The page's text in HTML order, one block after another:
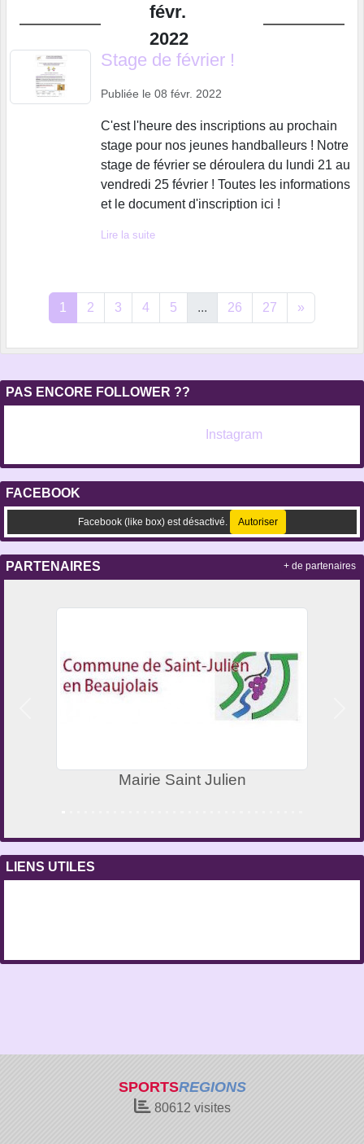
févr.
2022
Stage de février !
Publiée le 08 févr. 2022
C'est l'heure des inscriptions au prochain
stage pour nos jeunes handballeurs ! Notre
stage de février se déroulera du lundi 21 au
vendredi 25 février ! Toutes les informations
et le document d'inscription ici !
Lire la suite
1 2 3 4 5 ... 26 27 »
PAS ENCORE FOLLOWER ??
Instagram
FACEBOOK
Facebook (like box) est désactivé. Autoriser
PARTENAIRES
Mairie Saint Julien
+ de partenaires
LIENS UTILES
SPORTSREGIONS
80612 visites